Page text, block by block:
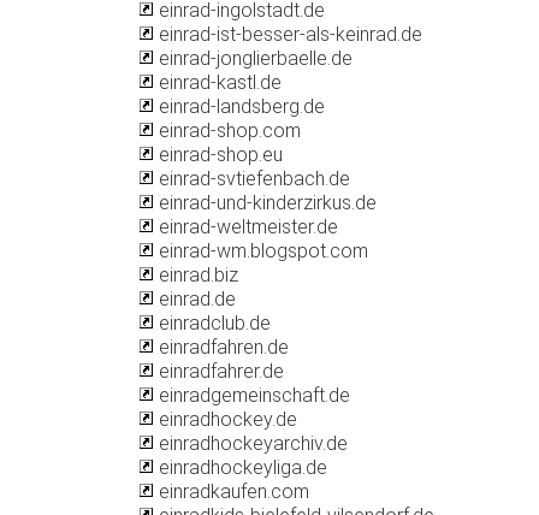
einrad-ingolstadt.de
einrad-ist-besser-als-keinrad.de
einrad-jonglierbaelle.de
einrad-kastl.de
einrad-landsberg.de
einrad-shop.com
einrad-shop.eu
einrad-svtiefenbach.de
einrad-und-kinderzirkus.de
einrad-weltmeister.de
einrad-wm.blogspot.com
einrad.biz
einrad.de
einradclub.de
einradfahren.de
einradfahrer.de
einradgemeinschaft.de
einradhockey.de
einradhockeyarchiv.de
einradhockeyliga.de
einradkaufen.com